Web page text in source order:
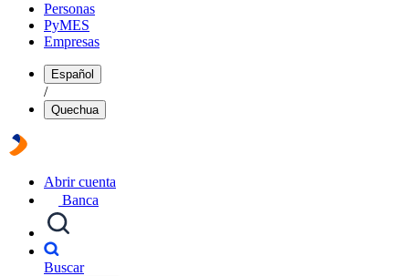
Personas
PyMES
Empresas
Español
/
Quechua
Abrir cuenta
Banca
Buscar